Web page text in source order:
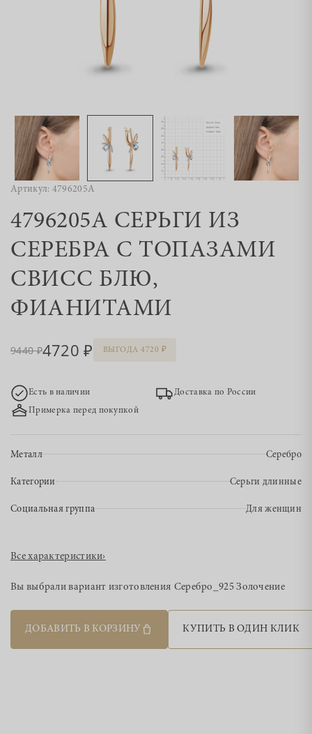
Артикул: 4796205А
4796205А СЕРЬГИ ИЗ
СЕРЕБРА С ТОПАЗАМИ
СВИСС БЛЮ,
ФИАНИТАМИ
9440 4720 ВЫГОДА 4720
Есть в наличии
Доставка по России
Примерка перед покупкой
Металл Серебро
Категории Серьги длинные
Социальная группа Для женщин
Все характеристики›
Вы выбрали вариант изготовления Серебро_925 Золочение
ДОБАВИТЬ В КОРЗИНУ КУПИТЬ В ОДИН КЛИК